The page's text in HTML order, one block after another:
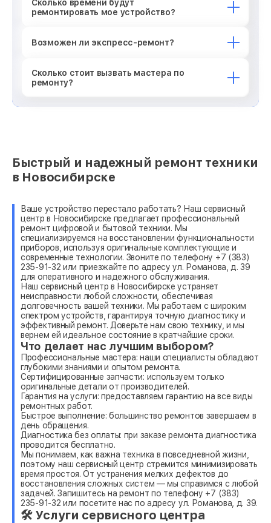
Сколько времени будут
ремонтировать мое устройство?
Возможен ли экспресс-ремонт?
Сколько стоит вызвать мастера по
ремонту?
Быстрый и надежный ремонт техники
в Новосибирске
Ваше устройство перестало работать? Наш сервисный
центр в Новосибирске предлагает профессиональный
ремонт цифровой и бытовой техники. Мы
специализируемся на восстановлении функциональности
приборов, используя оригинальные комплектующие и
современные технологии. Звоните по телефону +7 (383)
235-91-32 или приезжайте по адресу ул. Романова, д. 39
для оперативного и надежного обслуживания.
Наш сервисный центр в Новосибирске устраняет
неисправности любой сложности, обеспечивая
долговечность вашей техники. Мы работаем с широким
спектром устройств, гарантируя точную диагностику и
эффективный ремонт. Доверьте нам свою технику, и мы
вернем ей идеальное состояние в кратчайшие сроки.
Что делает нас лучшим выбором?
Профессиональные мастера: наши специалисты обладают
глубокими знаниями и опытом ремонта.
Сертифицированные запчасти: используем только
оригинальные детали от производителей.
Гарантия на услуги: предоставляем гарантию на все виды
ремонтных работ.
Быстрое выполнение: большинство ремонтов завершаем в
день обращения.
Диагностика без оплаты: при заказе ремонта диагностика
проводится бесплатно.
Мы понимаем, как важна техника в повседневной жизни,
поэтому наш сервисный центр стремится минимизировать
время простоя. От устранения мелких дефектов до
восстановления сложных систем — мы справимся с любой
задачей. Запишитесь на ремонт по телефону +7 (383)
235-91-32 или посетите нас по адресу ул. Романова, д. 39.
🛠 Услуги сервисного центра